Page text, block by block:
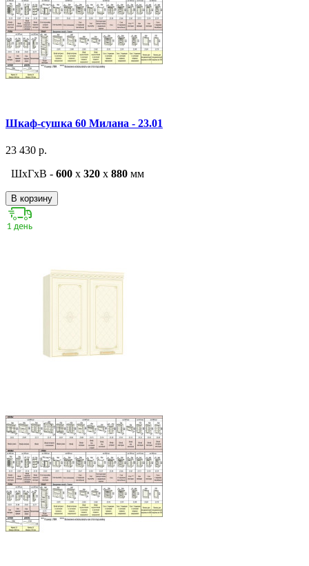
Шкаф-сушка 60 Милана - 23.01
23 430 р.
ШxГxВ - 600 x 320 x 880 мм
В корзину